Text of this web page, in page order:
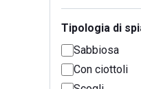
Tipologia di
Sabbiosa
Con ciottoli